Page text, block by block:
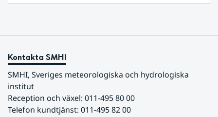
Kontakta SMHI
SMHI, Sveriges meteorologiska och hydrologiska
institut
Reception och växel: 011-495 80 00
Telefon kundtjänst: 011-495 82 00